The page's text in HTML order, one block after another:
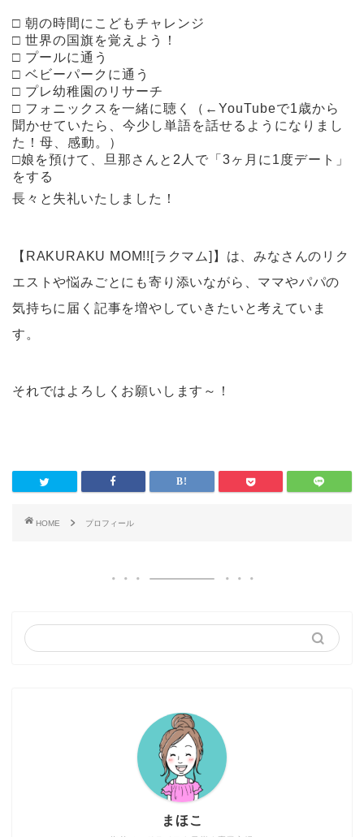
□ 朝の時間にこどもチャレンジ
□ 世界の国旗を覚えよう！
□ プールに通う
□ ベビーパークに通う
□ プレ幼稚園のリサーチ
□ フォニックスを一緒に聴く（←YouTubeで1歳から
聞かせていたら、今少し単語を話せるようになりまし
た！母、感動。）
□娘を預けて、旦那さんと2人で「3ヶ月に1度デート」
をする
長々と失礼いたしました！
【RAKURAKU MOM!![ラクマム]】は、みなさんのリク
エストや悩みごとにも寄り添いながら、ママやパパの
気持ちに届く記事を増やしていきたいと考えていま
す。
それではよろしくお願いします～！
HOME プロフィール
まほこ